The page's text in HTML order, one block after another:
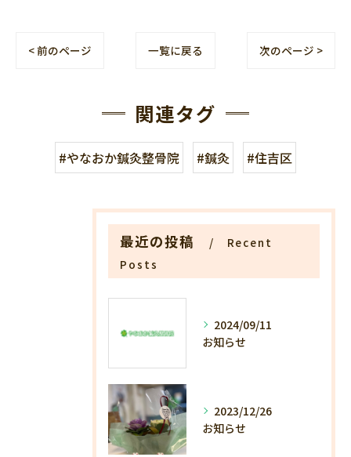
< 前のページ 一覧に戻る 次のページ >
関連タグ
#やなおか鍼灸整骨院 #鍼灸 #住吉区
最近の投稿
Recent
Posts
2024/09/11
お知らせ
2023/12/26
お知らせ